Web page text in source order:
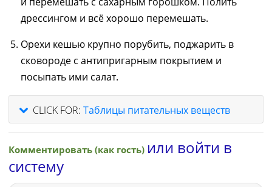
дрессингом и всё хорошо перемешать.
Орехи кешью крупно порубить, поджарить в
сковороде с антипригарным покрытием и
посыпать ими салат.
CLICK FOR: Таблицы питательных веществ
Комментировать (как гость) или войти в
систему